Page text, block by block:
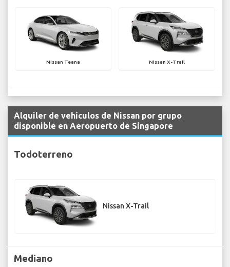
Nissan Teana Nissan X-Trail
Alquiler de vehículos de Nissan por grupo
disponible en Aeropuerto de Singapore
Todoterreno
Nissan X-Trail
Mediano